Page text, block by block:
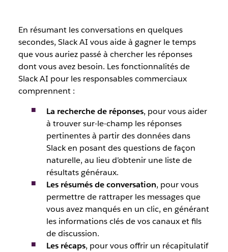
En résumant les conversations en quelques
secondes, Slack AI vous aide à gagner le temps
que vous auriez passé à chercher les réponses
dont vous avez besoin. Les fonctionnalités de
Slack AI pour les responsables commerciaux
comprennent :
La recherche de réponses, pour vous aider
à trouver sur-le-champ les réponses
pertinentes à partir des données dans
Slack en posant des questions de façon
naturelle, au lieu d’obtenir une liste de
résultats généraux.
Les résumés de conversation, pour vous
permettre de rattraper les messages que
vous avez manqués en un clic, en générant
les informations clés de vos canaux et fils
de discussion.
Les récaps, pour vous offrir un récapitulatif